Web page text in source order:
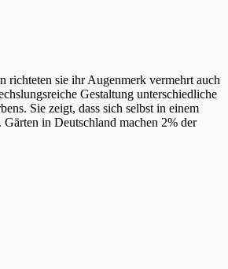
richteten sie ihr Augenmerk vermehrt auch
Gestaltung unterschiedliche
Sie zeigt, dass sich selbst in einem
in Deutschland machen 2% der